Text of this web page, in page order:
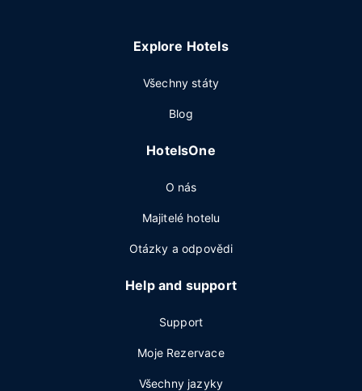
Explore Hotels
Všechny státy
Blog
HotelsOne
O nás
Majitelé hotelu
Otázky a odpovědi
Help and support
Support
Moje Rezervace
Všechny jazyky